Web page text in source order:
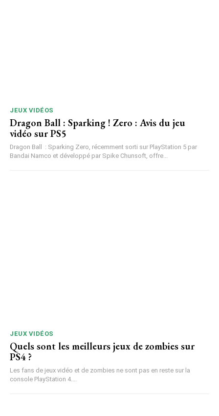
JEUX VIDÉOS
Dragon Ball : Sparking ! Zero : Avis du jeu
vidéo sur PS5
Dragon Ball : Sparking Zero, récemment sorti sur PlayStation 5 par
Bandai Namco et développé par Spike Chunsoft, offre...
JEUX VIDÉOS
Quels sont les meilleurs jeux de zombies sur
PS4 ?
Les fans de jeux vidéo et de zombies ne sont pas en reste sur la
console PlayStation 4....